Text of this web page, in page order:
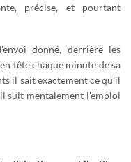
précise, et pourtant
donné, derrière les
tête chaque minute de sa
il sait exactement ce qu'il
suit mentalement l'emploi